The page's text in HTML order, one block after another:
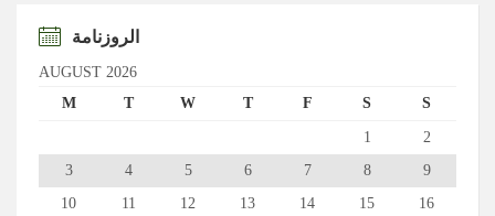
الروزنامة
AUGUST 2026
M
T W T F S S
1
2
3
4 5 6 7 8
9
10
11 12 13 14 15
16